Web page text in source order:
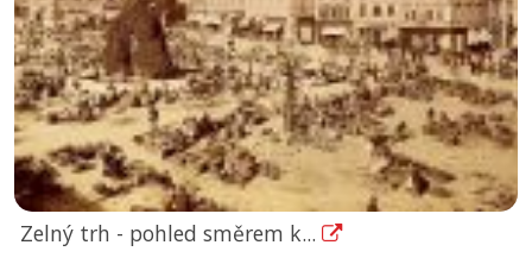
Zelný trh - pohled směrem k...